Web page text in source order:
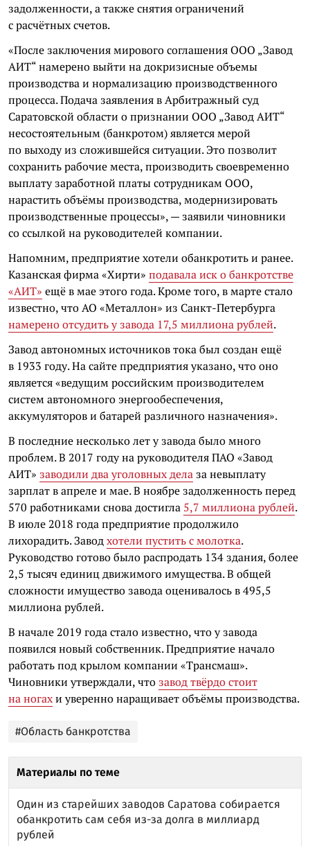
задолженности, а также снятия ограничений
с расчётных счетов.
«После заключения мирового соглашения ООО „Завод
АИТ“ намерено выйти на докризисные объемы
производства и нормализацию производственного
процесса. Подача заявления в Арбитражный суд
Саратовской области о признании ООО „Завод АИТ“
несостоятельным (банкротом) является мерой
по выходу из сложившейся ситуации. Это позволит
сохранить рабочие места, производить своевременно
выплату заработной платы сотрудникам ООО,
нарастить объёмы производства, модернизировать
производственные процессы», — заявили чиновники
со ссылкой на руководителей компании.
Напомним, предприятие хотели обанкротить и ранее.
Казанская фирма «Хирти» подавала иск о банкротстве
«АИТ» ещё в мае этого года. Кроме того, в марте стало
известно, что АО «Металлон» из Санкт-Петербурга
намерено отсудить у завода 17,5 миллиона рублей.
Завод автономных источников тока был создан ещё
в 1933 году. На сайте предприятия указано, что оно
является «ведущим российским производителем
систем автономного энергообеспечения,
аккумуляторов и батарей различного назначения».
В последние несколько лет у завода было много
проблем. В 2017 году на руководителя ПАО «Завод
АИТ» заводили два уголовных дела за невыплату
зарплат в апреле и мае. В ноябре задолженность перед
570 работниками снова достигла 5,7 миллиона рублей.
В июле 2018 года предприятие продолжило
лихорадить. Заводхотели пустить с молотка.
Руководство готово было распродать 134 здания, более
2,5 тысяч единиц движимого имущества. В общей
сложности имущество завода оценивалось в 495,5
миллиона рублей.
В начале 2019 года стало известно, что у завода
появился новый собственник. Предприятие начало
работать под крылом компании «Трансмаш».
Чиновники утверждали, что завод твёрдо стоит
на ногахи уверенно наращивает объёмы производства.
#Область банкротства
Материалы по теме
Один из старейших заводов Саратова собирается
обанкротить сам себя из-за долга в миллиард
рублей